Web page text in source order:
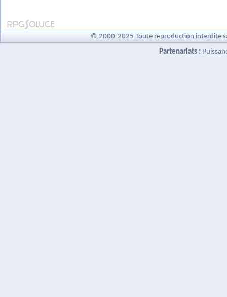
© 2000-2025 Toute reproduction interdite
Partenariats :